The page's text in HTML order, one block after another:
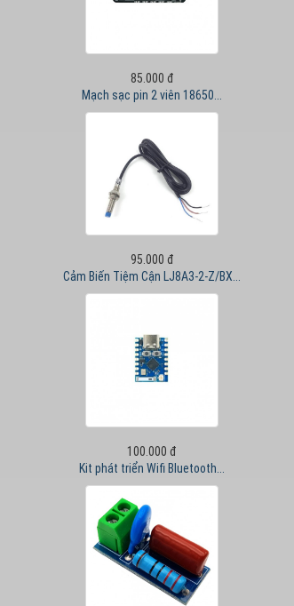
85.000 đ
Mạch sạc pin 2 viên 18650...
95.000 đ
Cảm Biến Tiệm Cận LJ8A3-2-Z/BX...
100.000 đ
Kit phát triển Wifi Bluetooth...